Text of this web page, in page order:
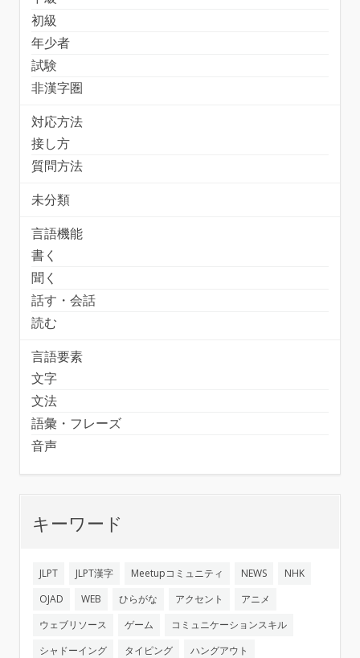
初級
年少者
試験
非漢字圏
対応方法
接し方
質問方法
未分類
言語機能
書く
聞く
話す・会話
読む
言語要素
文字
文法
語彙・フレーズ
音声
キーワード
JLPT JLPT漢字 Meetupコミュニティ NEWS
NHK
OJAD
WEB ひらがな アクセント
アニメ
ウェブリソース
ゲーム
コミュニケーションスキル
シャドーイング
タイピング
ハングアウト